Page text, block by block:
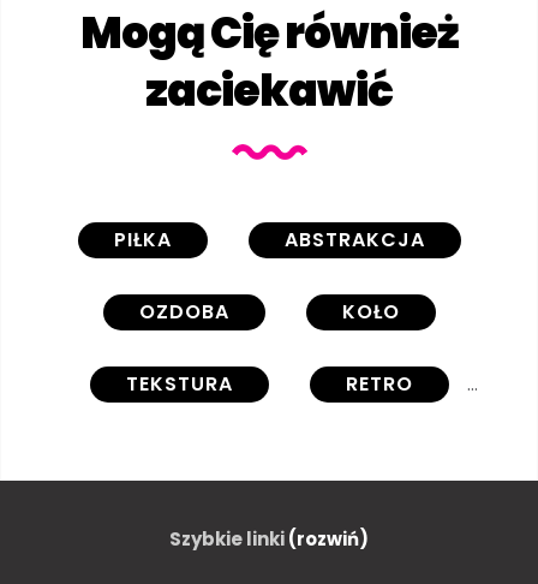
Mogą Cię również
zaciekawić
PIŁKA ABSTRAKCJA
OZDOBA KOŁO
TEKSTURA RETRO
GEOMETRYCZNEJ
Szybkie linki(rozwiń)